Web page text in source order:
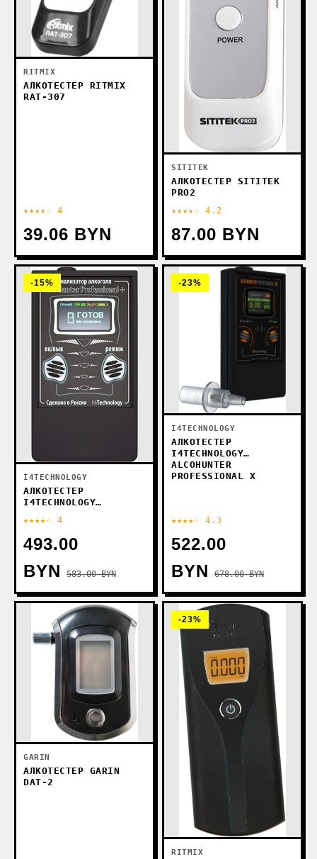
RITMIX
АЛКОТЕСТЕР RITMIX
RAT-307
★★★★☆ 4
39.06 BYN
SITITEK
АЛКОТЕСТЕР SITITEK
PRO2
★★★★☆ 4.2
87.00 BYN
-15%
I4TECHNOLOGY
АЛКОТЕСТЕР
I4TECHNOLOGY
PROFESSIONAL+
★★★★☆ 4
493.00
BYN
583.00 BYN
-23%
I4TECHNOLOGY
АЛКОТЕСТЕР
I4TECHNOLOGY
ALCOHUNTER
PROFESSIONAL X
★★★★☆ 4.3
522.00
BYN
678.00 BYN
GARIN
АЛКОТЕСТЕР GARIN
DAT-2
-23%
RITMIX